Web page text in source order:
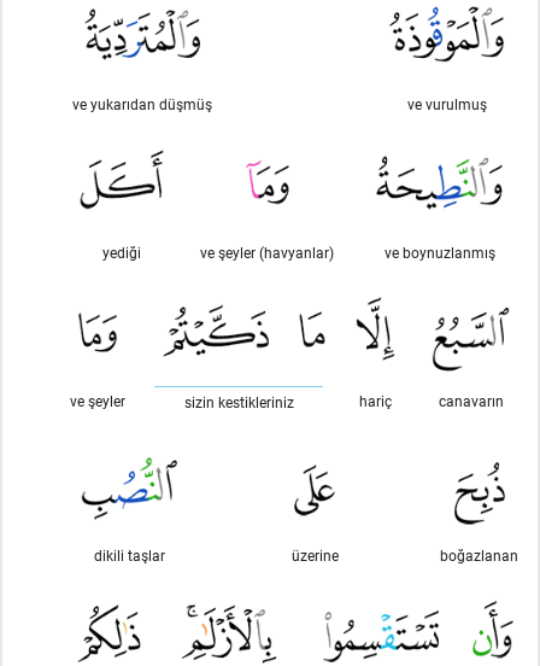
ve vurulmuş
ve yukarıdan düşmüş
ve boynuzlanmış
ve şeyler (havyanlar)
yediği
canavarın
hariç
sizin kestikleriniz
ve şeyler
boğazlanan
üzerine
dikili taşlar